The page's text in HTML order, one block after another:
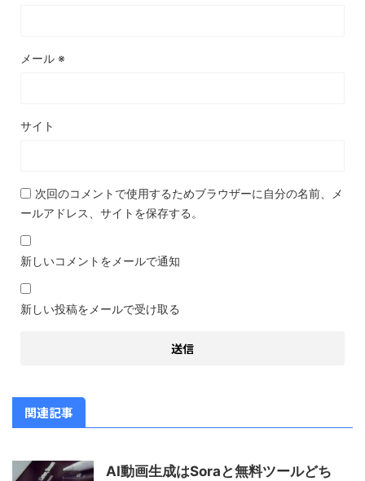
メール ※
サイト
次回のコメントで使用するためブラウザーに自分の名前、メ
ールアドレス、サイトを保存する。
新しいコメントをメールで通知
新しい投稿をメールで受け取る
関連記事
AI動画生成はSoraと無料ツールどち